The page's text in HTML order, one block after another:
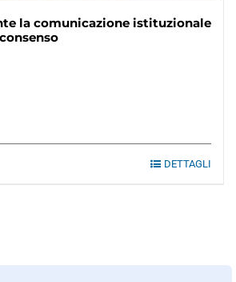
la comunicazione istituzionale
DETTAGLI